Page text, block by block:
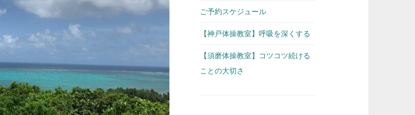
ご予約スケジュール
【神戸体操教室】呼吸を深くする
【須磨体操教室】コツコツ続ける
ことの大切さ